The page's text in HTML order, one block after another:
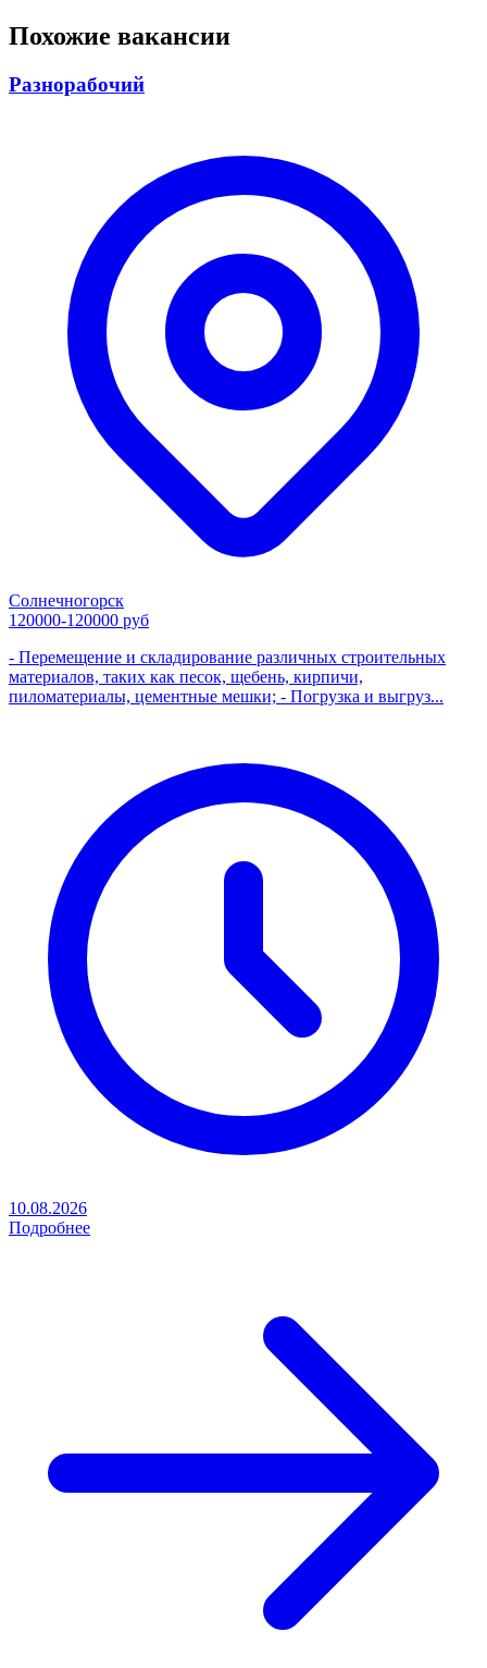
Похожие вакансии
Разнорабочий
Солнечногорск
120000-120000 руб
- Перемещение и складирование различных строительных
материалов, таких как песок, щебень, кирпичи,
пиломатериалы, цементные мешки; - Погрузка и выгруз...
10.08.2026
Подробнее